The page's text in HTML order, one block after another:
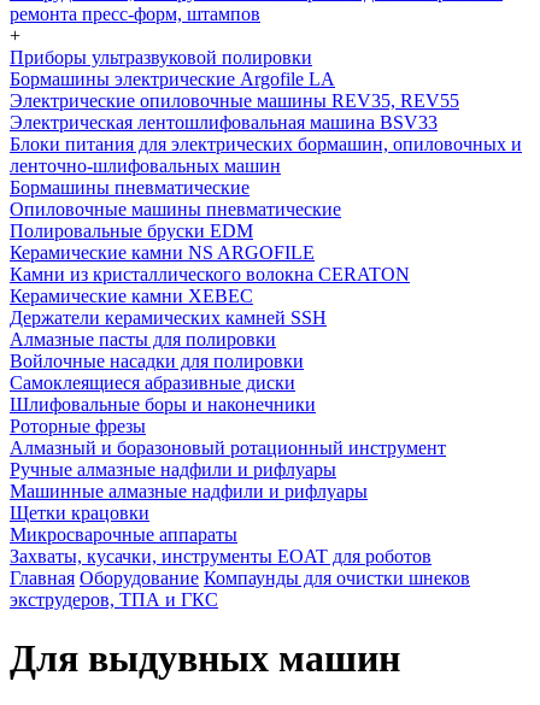
ремонта пресс-форм, штампов
+
Приборы ультразвуковой полировки
Бормашины электрические Argofile LA
Электрические опиловочные машины REV35, REV55
Электрическая лентошлифовальная машина BSV33
Блоки питания для электрических бормашин, опиловочных и
ленточно-шлифовальных машин
Бормашины пневматические
Опиловочные машины пневматические
Полировальные бруски EDM
Керамические камни NS ARGOFILE
Камни из кристаллического волокна CERATON
Керамические камни XEBEC
Держатели керамических камней SSH
Алмазные пасты для полировки
Войлочные насадки для полировки
Самоклеящиеся абразивные диски
Шлифовальные боры и наконечники
Роторные фрезы
Алмазный и боразоновый ротационный инструмент
Ручные алмазные надфили и рифлуары
Машинные алмазные надфили и рифлуары
Щетки крацовки
Микросварочные аппараты
Захваты, кусачки, инструменты EOAT для роботов
Главная Оборудование Компаунды для очистки шнеков
экструдеров, ТПА и ГКС
Для выдувных машин